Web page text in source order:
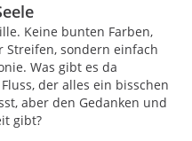
Keine bunten Farben,
Streifen, sondern einfach
Was gibt es da
der alles ein bisschen
aber den Gedanken und
gibt?